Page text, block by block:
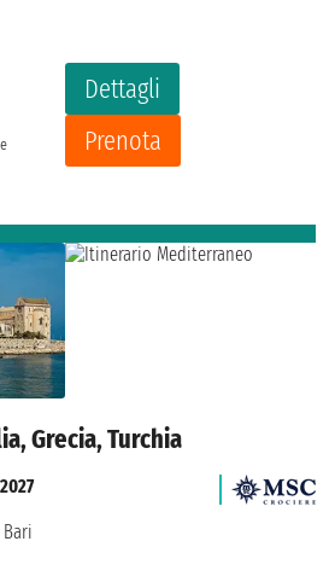
Dettagli
Prenota
Grecia, Turchia
Bari